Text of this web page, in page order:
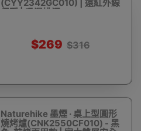
(CYY2342GC010) | 遠紅外線
保暖 | 吸濕排汗
$269 $316
Naturehike 墨煙 · 桌上型圓形
燒烤爐(CNK2550CF010) - 黑